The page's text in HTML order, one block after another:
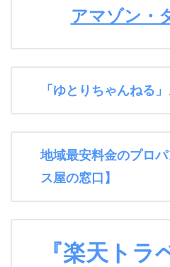
アマゾン・
「ゆとりちゃんねる
地域最安料金のプロ
ス屋の窓口】
『楽天トラ